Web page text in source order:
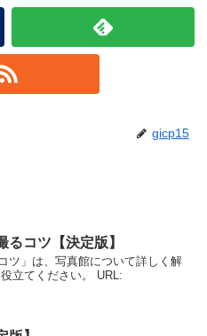
gicp15
コツ【決定版】
ツ」は、写真館について詳しく解
立てください。 URL: